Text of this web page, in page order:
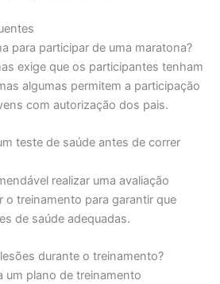
para participar de uma maratona?
exige que os participantes tenham
algumas permitem a participação
com autorização dos pais.
teste de saúde antes de correr
realizar uma avaliação
o treinamento para garantir que
de saúde adequadas.
durante o treinamento?
um plano de treinamento